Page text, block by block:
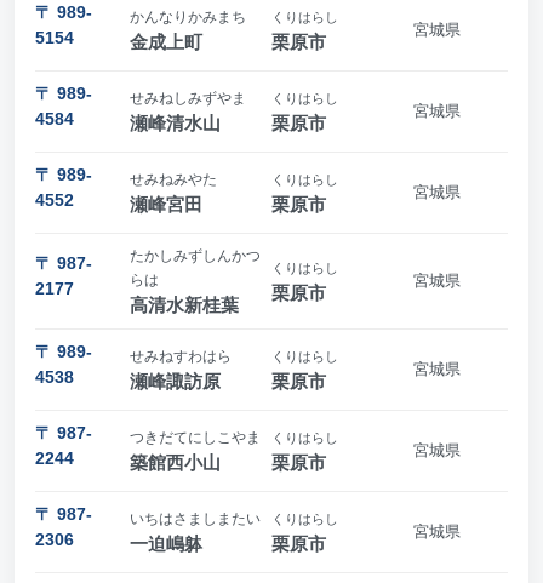
〒 989-
5154
かんなりかみまち
金成上町
くりはらし
栗原市
宮城県
〒 989-
4584
せみねしみずやま
瀬峰清水山
くりはらし
栗原市
宮城県
〒 989-
4552
せみねみやた
瀬峰宮田
くりはらし
栗原市
宮城県
〒 987-
2177
たかしみずしんかつ
らは
高清水新桂葉
くりはらし
栗原市
宮城県
〒 989-
4538
せみねすわはら
瀬峰諏訪原
くりはらし
栗原市
宮城県
〒 987-
2244
つきだてにしこやま
築館西小山
くりはらし
栗原市
宮城県
〒 987-
2306
いちはさましまたい
一迫嶋躰
くりはらし
栗原市
宮城県